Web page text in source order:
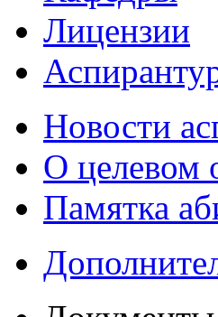
Лицензии
Новости
О целевом
Памятка